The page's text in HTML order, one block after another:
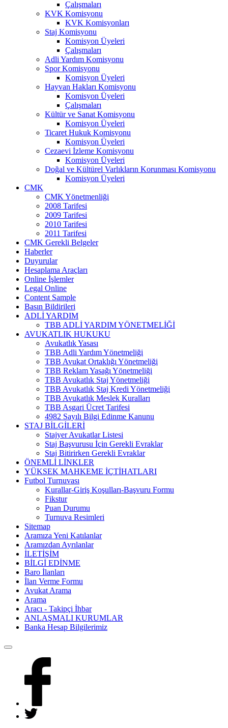
Çalışmaları
KVK Komisyonu
KVK Komisyonları
Staj Komisyonu
Komisyon Üyeleri
Çalışmaları
Adli Yardım Komisyonu
Spor Komisyonu
Komisyon Üyeleri
Hayvan Hakları Komisyonu
Komisyon Üyeleri
Çalışmaları
Kültür ve Sanat Komisyonu
Komisyon Üyeleri
Ticaret Hukuk Komisyonu
Komisyon Üyeleri
Cezaevi İzleme Komisyonu
Komisyon Üyeleri
Doğal ve Kültürel Varlıkların Korunması Komisyonu
Komisyon Üyeleri
CMK
CMK Yönetmenliği
2008 Tarifesi
2009 Tarifesi
2010 Tarifesi
2011 Tarifesi
CMK Gerekli Belgeler
Haberler
Duyurular
Hesaplama Araçları
Online İşlemler
Legal Online
Content Sample
Basın Bildirileri
ADLİ YARDIM
TBB ADLİ YARDIM YÖNETMELİĞİ
AVUKATLIK HUKUKU
Avukatlık Yasası
TBB Adli Yardım Yönetmeliği
TBB Avukat Ortaklığı Yönetmeliği
TBB Reklam Yasağı Yönetmeliği
TBB Avukatlık Staj Yönetmeliği
TBB Avukatlık Staj Kredi Yönetmeliği
TBB Avukatlık Meslek Kuralları
TBB Asgari Ücret Tarifesi
4982 Sayılı Bilgi Edinme Kanunu
STAJ BİLGİLERİ
Stajyer Avukatlar Listesi
Staj Başvurusu İçin Gerekli Evraklar
Staj Bitirirken Gerekli Evraklar
ÖNEMLİ LİNKLER
YÜKSEK MAHKEME İÇTİHATLARI
Futbol Turnuvası
Kurallar-Giriş Koşulları-Başvuru Formu
Fikstur
Puan Durumu
Turnuva Resimleri
Sitemap
Aramıza Yeni Katılanlar
Aramızdan Ayrılanlar
İLETİŞİM
BİLGİ EDİNME
Baro İlanları
İlan Verme Formu
Avukat Arama
Arama
Aracı - Takipçi İhbar
ANLAŞMALI KURUMLAR
Banka Hesap Bilgilerimiz